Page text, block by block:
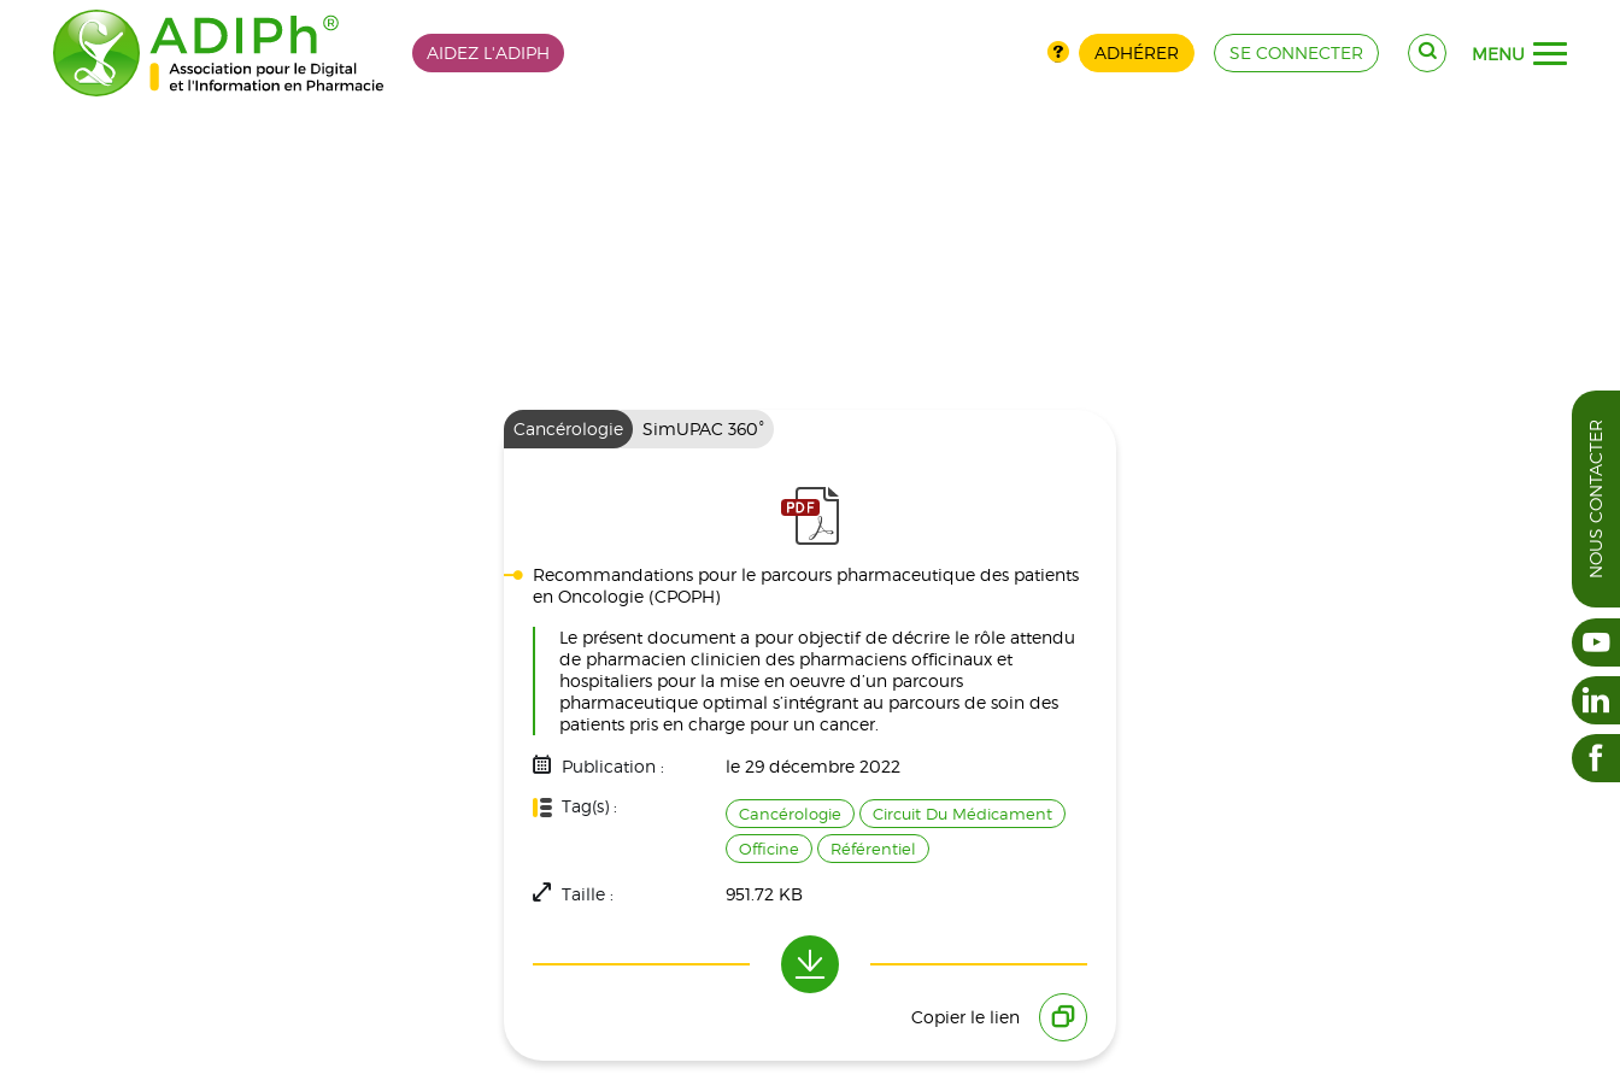
AIDEZ L'ADIPH ADHÉRER SE CONNECTER MENU
Cancérologie SimUPAC 360°
Recommandations pour le parcours pharmaceutique des patients
en Oncologie (CPOPH)
Le présent document a pour objectif de décrire le rôle attendu
de pharmacien clinicien des pharmaciens officinaux et
hospitaliers pour la mise en oeuvre d’un parcours
pharmaceutique optimal s’intégrant au parcours de soin des
patients pris en charge pour un cancer.
Publication :
le 29 décembre 2022
Tag(s) :
Cancérologie
Circuit Du Médicament
Officine
Référentiel
Taille : 951.72 KB
Copier le lien
NOUS CONTACTER